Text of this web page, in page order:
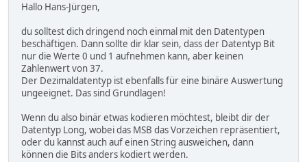
Hallo Hans-Jürgen,
du solltest dich dringend noch einmal mit den Datentypen
beschäftigen. Dann sollte dir klar sein, dass der Datentyp Bit
nur die Werte 0 und 1 aufnehmen kann, aber keinen
Zahlenwert von 37.
Der Dezimaldatentyp ist ebenfalls für eine binäre Auswertung
ungeeignet. Das sind Grundlagen!
Wenn du also binär etwas kodieren möchtest, bleibt dir der
Datentyp Long, wobei das MSB das Vorzeichen repräsentiert,
oder du kannst auch auf einen String ausweichen, dann
können die Bits anders kodiert werden.